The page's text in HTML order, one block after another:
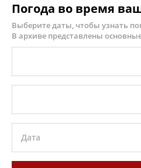
Погода во время
Выберите даты, чтобы узнать
В архиве представлены
Дата